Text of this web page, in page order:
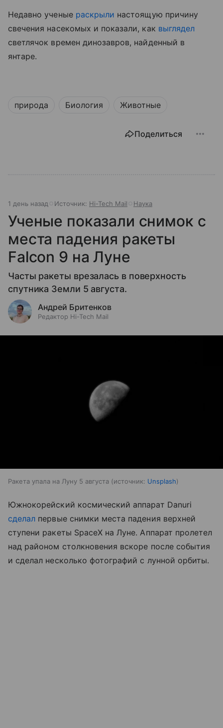
Недавно ученые раскрыли настоящую причину
свечения насекомых и показали, как выглядел
светлячок времен динозавров, найденный в
янтаре.
природа Биология Животные
Поделиться
1 день назад Источник: Hi-Tech Mail Наука
Ученые показали снимок с
места падения ракеты
Falcon 9 на Луне
Часты ракеты врезалась в поверхность
спутника Земли 5 августа.
Андрей Бритенков
Редактор Hi-Tech Mail
Ракета упала на Луну 5 августа источник: Unsplash
Южнокорейский космический аппарат Danuri
сделал первые снимки места падения верхней
ступени ракеты SpaceX на Луне. Аппарат пролетел
над районом столкновения вскоре после события
и сделал несколько фотографий с лунной орбиты.